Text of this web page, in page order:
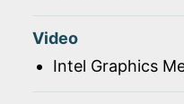
Video
Intel Graphics